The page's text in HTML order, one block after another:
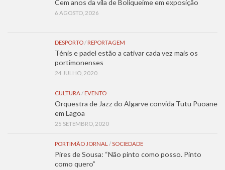
Cem anos da vila de Boliqueime em exposição
6 AGOSTO, 2026
DESPORTO / REPORTAGEM
Ténis e padel estão a cativar cada vez mais os
portimonenses
24 JULHO, 2020
CULTURA / EVENTO
Orquestra de Jazz do Algarve convida Tutu Puoane
em Lagoa
25 SETEMBRO, 2020
PORTIMÃO JORNAL / SOCIEDADE
Pires de Sousa: “Não pinto como posso. Pinto
como quero”